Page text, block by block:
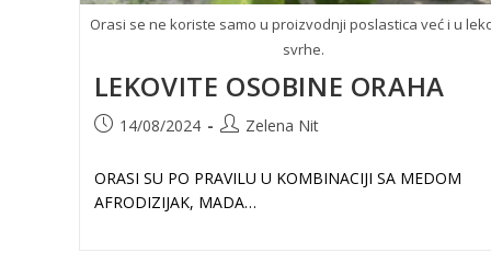
Orasi se ne koriste samo u proizvodnji poslastica već i u
svrhe.
LEKOVITE OSOBINE ORAHA
Post14/08/2024
PostZelena Nit
ORASI SU PO PRAVILU U KOMBINACIJI SA MEDOM
AFRODIZIJAK, MADA…